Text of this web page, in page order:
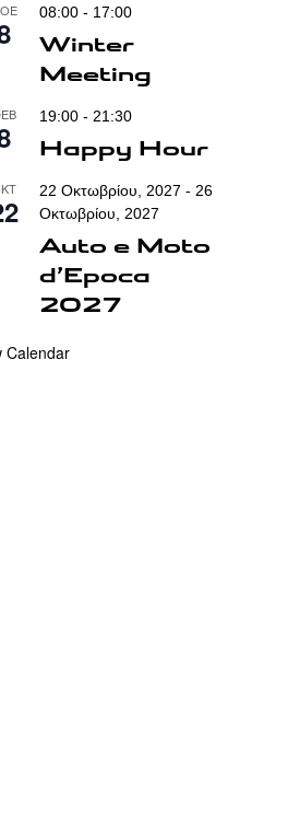
08:00- 17:00
Winter
Meeting
19:00- 21:30
Happy Hour
22 Οκτωβρίου, 2027 - 26
Οκτωβρίου, 2027
Auto e Moto
d’Epoca
2027
Calendar